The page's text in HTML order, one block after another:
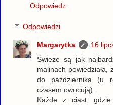
Odpowiedz
Odpowiedzi
Margarytka
16
Świeże są jak
malinach powiedziała,
do października (u
czasem owocują).
Każde z ciast,